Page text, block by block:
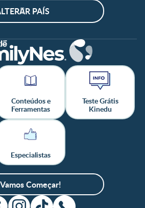
PAÍS
Conteúdos e
Ferramentas
Teste Grátis
Kinedu
Especialistas
Vamos Começar!